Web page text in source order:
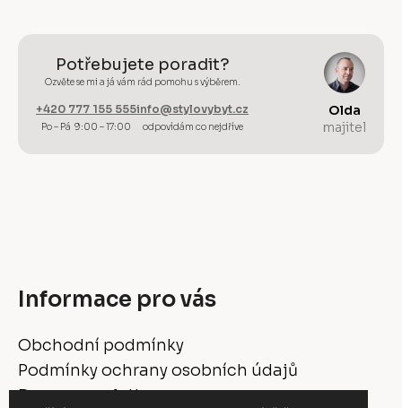
Potřebujete poradit?
Ozvěte se mi a já vám rád pomohu s výběrem.
+420 777 155 555
Po – Pá 9:00 – 17:00
info@stylovybyt.cz
odpovídám co nejdříve
Olda
majitel
Informace pro vás
Obchodní podmínky
Podmínky ochrany osobních údajů
Doprava a platba